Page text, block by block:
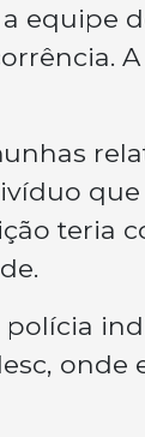
equipe
teria
onde